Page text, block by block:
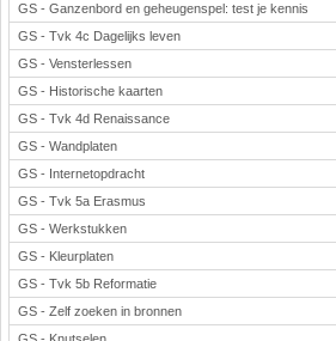
GS - Ganzenbord en geheugenspel: test je kennis
GS - Tvk 4c Dagelijks leven
GS - Vensterlessen
GS - Historische kaarten
GS - Tvk 4d Renaissance
GS - Wandplaten
GS - Internetopdracht
GS - Tvk 5a Erasmus
GS - Werkstukken
GS - Kleurplaten
GS - Tvk 5b Reformatie
GS - Zelf zoeken in bronnen